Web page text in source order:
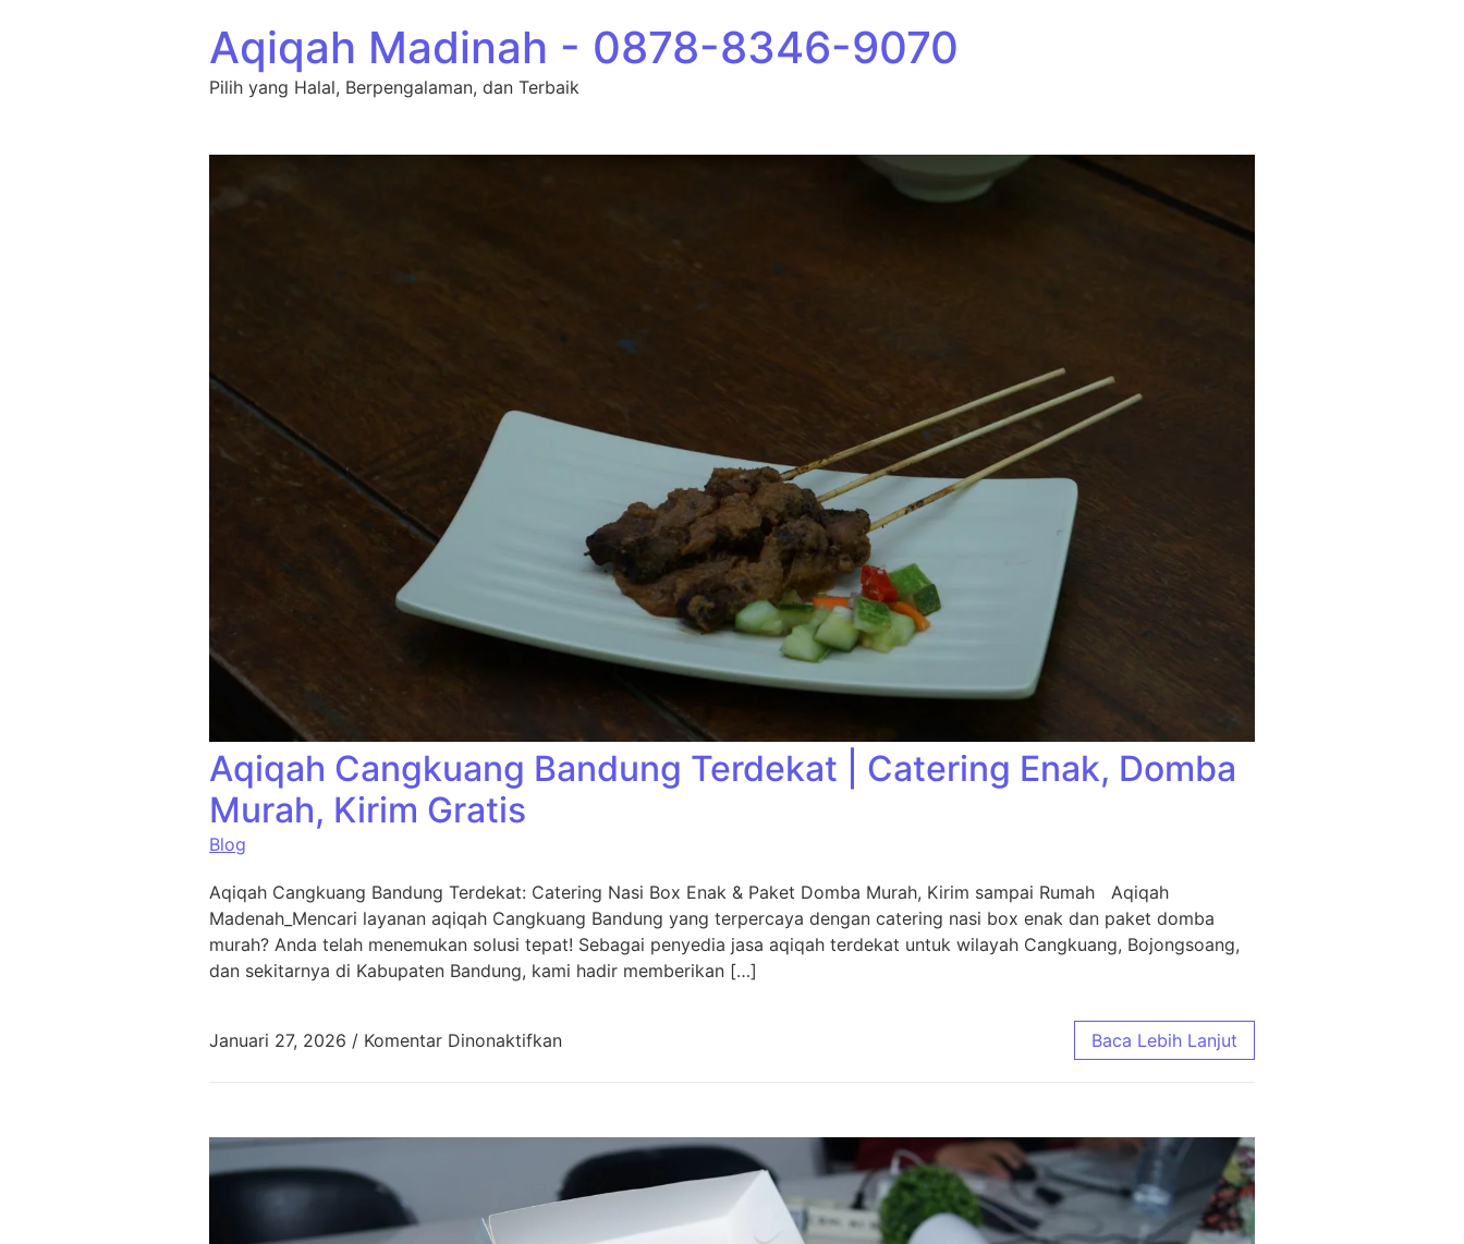
Aqiqah Madinah - 0878-8346-9070
Pilih yang Halal, Berpengalaman, dan Terbaik
Aqiqah Cangkuang Bandung Terdekat | Catering Enak, Domba
Murah, Kirim Gratis
Blog
Aqiqah Cangkuang Bandung Terdekat: Catering Nasi Box Enak & Paket Domba Murah, Kirim sampai Rumah Aqiqah
Madenah_Mencari layanan aqiqah Cangkuang Bandung yang terpercaya dengan catering nasi box enak dan paket domba
murah? Anda telah menemukan solusi tepat! Sebagai penyedia jasa aqiqah terdekat untuk wilayah Cangkuang, Bojongsoang,
dan sekitarnya di Kabupaten Bandung, kami hadir memberikan […]
Januari 27, 2026 / Komentar Dinonaktifkanpada Aqiqah Cangkuang Bandung Terdekat | Catering Enak, Domba Murah, Kirim Gratis
Baca Lebih Lanjut